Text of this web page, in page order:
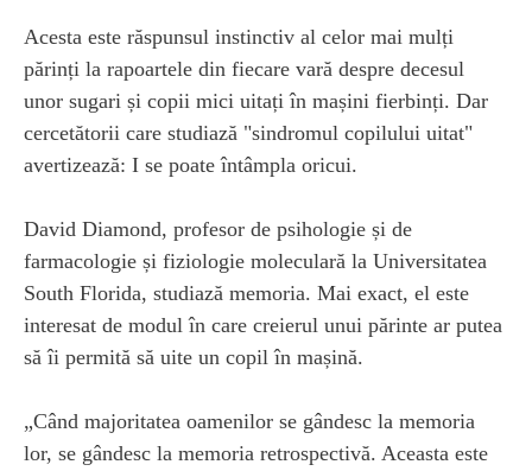
Acesta este răspunsul instinctiv al celor mai mulți
părinți la rapoartele din fiecare vară despre decesul
unor sugari și copii mici uitați în mașini fierbinți. Dar
cercetătorii care studiază "sindromul copilului uitat"
avertizează: I se poate întâmpla oricui.
David Diamond, profesor de psihologie și de
farmacologie și fiziologie moleculară la Universitatea
South Florida, studiază memoria. Mai exact, el este
interesat de modul în care creierul unui părinte ar putea
să îi permită să uite un copil în mașină.
„Când majoritatea oamenilor se gândesc la memoria
lor, se gândesc la memoria retrospectivă. Aceasta este